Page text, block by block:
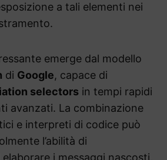
a tali elementi nei
emerge dal modello
di Google, capace di
selectors in tempi rapidi
avanzati. La combinazione
e interpreti di codice può
l’abilità di